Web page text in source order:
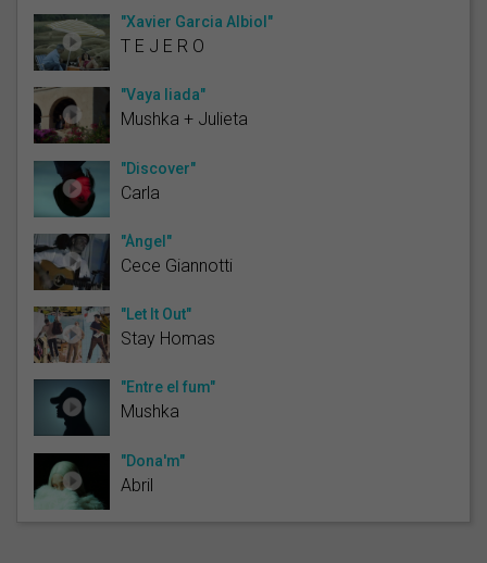
"Xavier Garcia Albiol"
T E J E R O
"Vaya liada"
Mushka + Julieta
"Discover"
Carla
"Àngel"
Cece Giannotti
"Let It Out"
Stay Homas
"Entre el fum"
Mushka
"Dona'm"
Abril